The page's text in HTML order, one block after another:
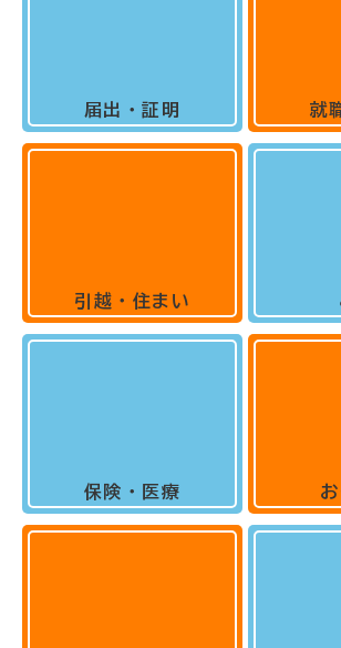
届出・証明
引越・住まい
保険・医療
就